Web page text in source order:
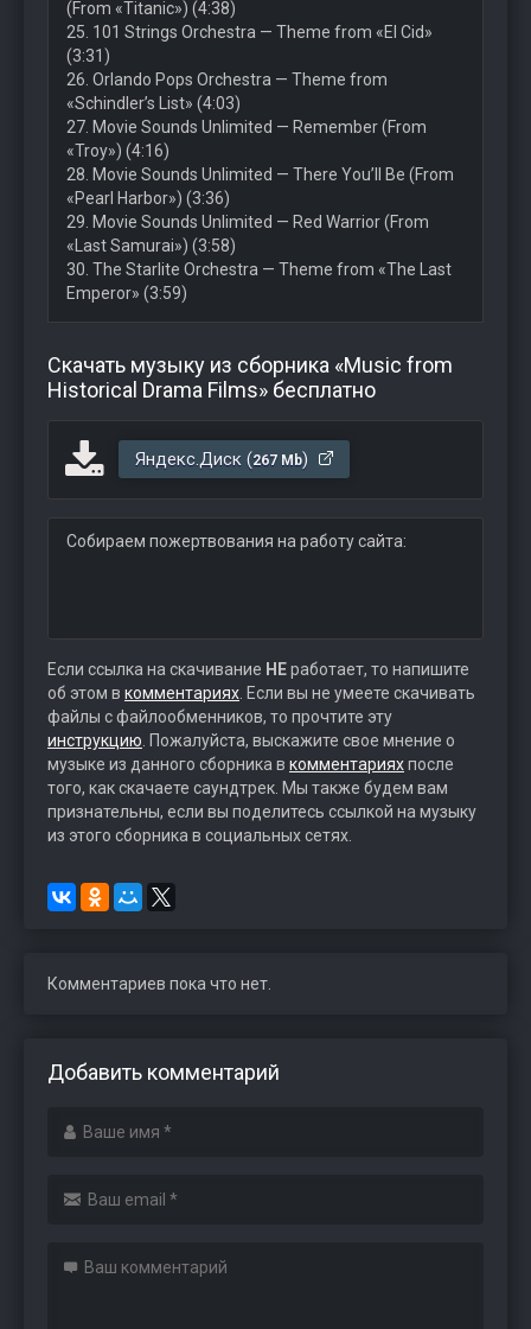
(From «Titanic») (4:38)
25. 101 Strings Orchestra — Theme from «El Cid»
(3:31)
26. Orlando Pops Orchestra — Theme from
«Schindler’s List» (4:03)
27. Movie Sounds Unlimited — Remember (From
«Troy») (4:16)
28. Movie Sounds Unlimited — There You’ll Be (From
«Pearl Harbor») (3:36)
29. Movie Sounds Unlimited — Red Warrior (From
«Last Samurai») (3:58)
30. The Starlite Orchestra — Theme from «The Last
Emperor» (3:59)
Скачать музыку из сборника «Music from
Historical Drama Films» бесплатно
Яндекс.Диск (267 Mb)
Собираем пожертвования на работу сайта:
Если ссылка на скачивание НЕработает, то напишите
об этом в комментариях . Если вы не умеете скачивать
файлы с файлообменников, то прочтите эту
инструкцию . Пожалуйста, выскажите свое мнение о
музыке из данного сборника в комментарияхпосле
того, как скачаете саундтрек. Мы также будем вам
признательны, если вы поделитесь ссылкой на музыку
из этого сборника в социальных сетях.
Комментариев пока что нет.
Добавить комментарий